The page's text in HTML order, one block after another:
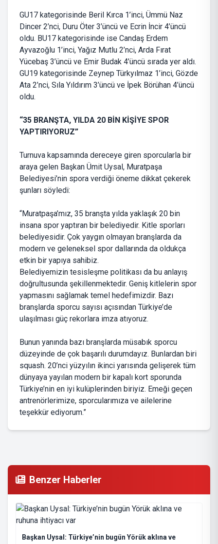
GU17 kategorisinde Beril Kırca 1’inci, Ümmü Naz
Dincer 2’nci, Duru Öter 3’üncü ve Ecrin İncir 4’üncü
oldu. BU17 kategorisinde ise Candaş Erdem
Ayvazoğlu 1’inci, Yağız Mutlu 2’nci, Arda Fırat
Yücebaş 3’üncü ve Emir Budak 4’üncü sırada yer aldı.
GU19 kategorisinde Zeynep Türkyılmaz 1’inci, Gözde
Ata 2’nci, Sıla Yıldırım 3’üncü ve İpek Börühan 4’üncü
oldu.
“35 BRANŞTA, YILDA 20 BİN KİŞİYE SPOR
YAPTIRIYORUZ”
Turnuva kapsamında dereceye giren sporcularla bir
araya gelen Başkan Ümit Uysal, Muratpaşa
Belediyesi’nin spora verdiği öneme dikkat çekerek
şunları söyledi:
“Muratpaşa’mız, 35 branşta yılda yaklaşık 20 bin
insana spor yaptıran bir belediyedir. Kitle sporları
belediyesidir. Çok yaygın olmayan branşlarda da
modern ve geleneksel spor dallarında da oldukça
etkin bir yapıya sahibiz.
Belediyemizin tesisleşme politikası da bu anlayış
doğrultusunda şekillenmektedir. Geniş kitlelerin spor
yapmasını sağlamak temel hedefimizdir. Bazı
branşlarda sporcu sayısı açısından Türkiye’de
ulaşılması güç rekorlara imza atıyoruz.
Bunun yanında bazı branşlarda müsabık sporcu
düzeyinde de çok başarılı durumdayız. Bunlardan biri
squash. 20’nci yüzyılın ikinci yarısında gelişerek tüm
dünyaya yayılan modern bir kapalı kort sporunda
Türkiye’nin en iyi kulüplerinden biriyiz. Emeği geçen
antrenörlerimize, sporcularımıza ve ailelerine
teşekkür ediyorum.”
Benzer Haberler
Başkan Uysal: Türkiye’nin bugün Yörük aklına ve